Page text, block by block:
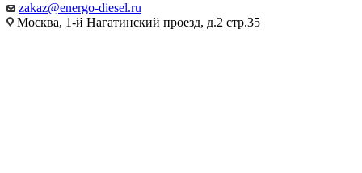
zakaz@energo-diesel.ru
Москва, 1-й Нагатинский проезд, д.2 стр.35